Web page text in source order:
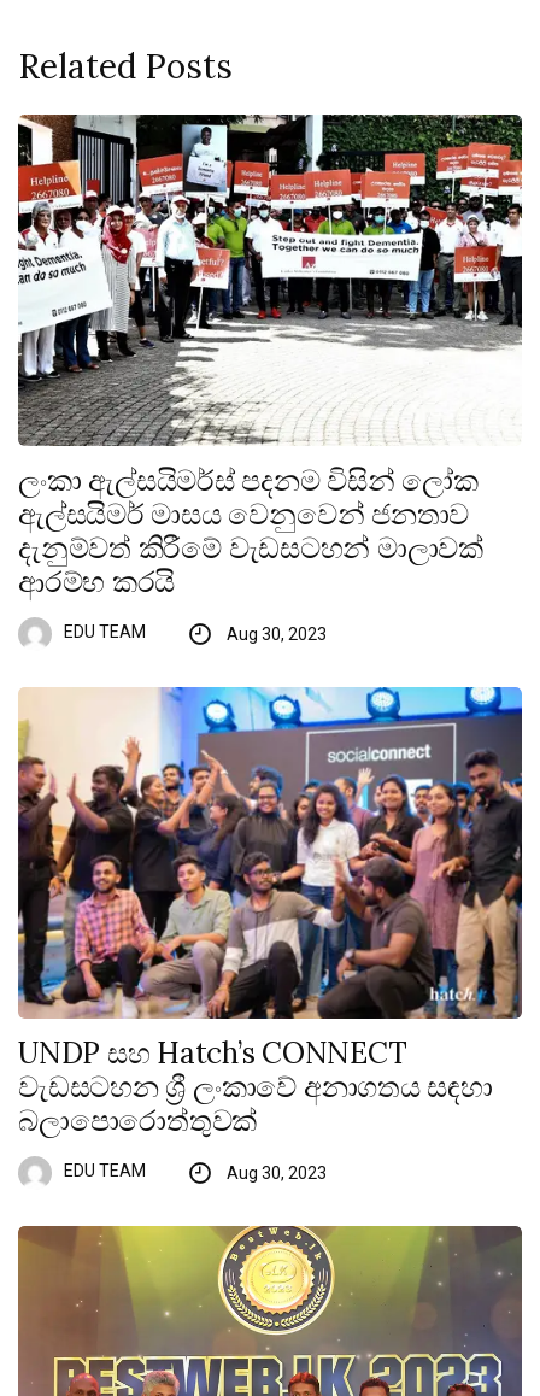
Related Posts
ලංකා ඇල්සයිමර්ස් පදනම විසින් ලෝක
ඇල්සයිමර් මාසය වෙනුවෙන් ජනතාව
දැනුම්වත් කිරීමේ වැඩසටහන් මාලාවක්
ආරම්භ කරයි
EDU TEAM Aug 30, 2023
UNDP සහ Hatch’s CONNECT
වැඩසටහන ශ්‍රී ලංකාවේ අනාගතය සඳහා
බලාපොරොත්තුවක්
EDU TEAM Aug 30, 2023